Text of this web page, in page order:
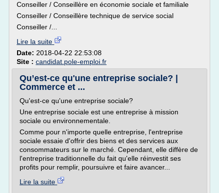
Conseiller / Conseillère en économie sociale et familiale
Conseiller / Conseillère technique de service social
Conseiller /...
Lire la suite
Date: 2018-04-22 22:53:08
Site : candidat.pole-emploi.fr
Qu’est-ce qu'une entreprise sociale? |
Commerce et ...
Qu'est-ce qu'une entreprise sociale?
Une entreprise sociale est une entreprise à mission
sociale ou environnementale.
Comme pour n'importe quelle entreprise, l'entreprise
sociale essaie d'offrir des biens et des services aux
consommateurs sur le marché. Cependant, elle diffère de
l'entreprise traditionnelle du fait qu'elle réinvestit ses
profits pour remplir, poursuivre et faire avancer...
Lire la suite